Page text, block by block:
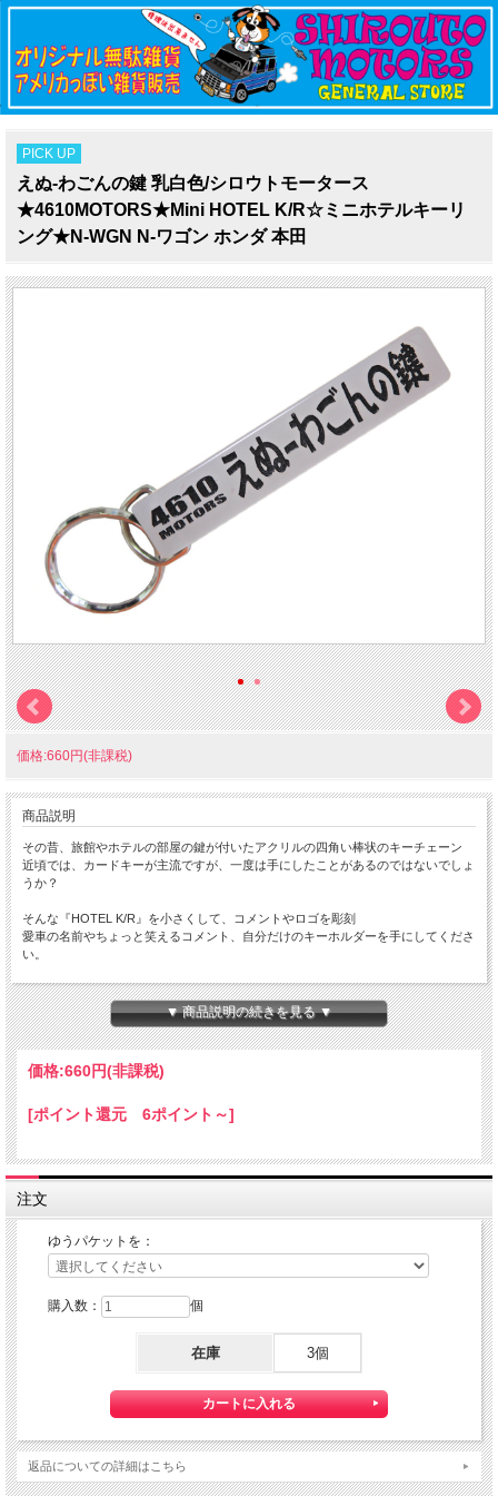
PICK UP
えぬ-わごんの鍵 乳白色/シロウトモータース
★4610MOTORS★Mini HOTEL K/R☆ミニホテルキーリ
ング★N-WGN N-ワゴン ホンダ 本田
価格:660円(非課税)
商品説明
その昔、旅館やホテルの部屋の鍵が付いたアクリルの四角い棒状のキーチェーン
近頃では、カードキーが主流ですが、一度は手にしたことがあるのではないでしょ
うか？
そんな『HOTEL K/R』を小さくして、コメントやロゴを彫刻
愛車の名前やちょっと笑えるコメント、自分だけのキーホルダーを手にしてくださ
い。
ちょっと小さな 『Mini HOTEL K/R』 です。
本体サイズ：１０×１４×８０ｍｍ
★コチラの商品は 『ゆうパケット』配送可能な商品になります。
ご利用の際の配送費は、全国一律『２５０円』になります。
ゆうパケット配送をご希望されるお客様は下記のゆうパケットにつきましての説明
ゆうパケット配送をご選択ください。
【送料】全国一律料金でお届けします。
『ゆうパケット』は通常の宅配便と異なり直接ポストへ投函するお届け方法です。
宅配便のように受領印やサインのやり取りが無く、ご不在時であってもお受け取り
▼ 商品説明の続きを見る ▼
価格:660円(非課税)
[ポイント還元 6ポイント～]
注文
ゆうパケットを：
購入数： 個
在庫 3個
返品についての詳細はこちら